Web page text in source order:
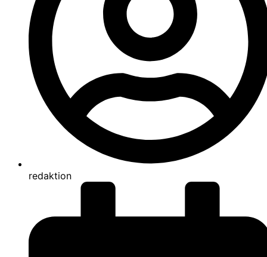
redaktion